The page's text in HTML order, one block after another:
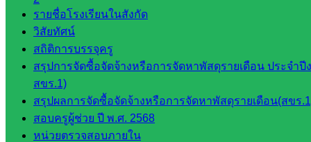
รายชื่อโรงเรียนในสังกัด
วิสัยทัศน์
สถิติการบรรจุครู
สรุปการจัดซื้อจัดจ้างหรือการจัดหาพัสดุรายเดือน ประจำ
สขร.1)
สรุปผลการจัดซื้อจัดจ้างหรือการจัดหาพัสดุรายเดือน(สขร
สอบครูผู้ช่วย ปี พ.ศ. 2568
หน่วยตรวจสอบภายใน
ดร.สราว
ดี เพ็งศรี
โคตร
เว็บไซต์
คณะ
กรรมการ
ก.ต.ป.น.